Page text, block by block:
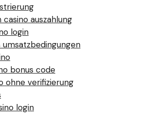
auszahlung
login
umsatzbedingungen
bonus code
ohne verifizierung
login